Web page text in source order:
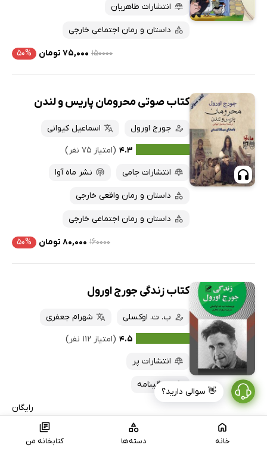
خانه دسته‌ها کتابخانه من
انتشارات طاهریان
داستان و رمان اجتماعی خارجی
۱۵۰۰۰۰ ۷۵,۰۰۰ تومان ۵۰%
کتاب صوتی محرومان پاریس و لندن
جورج اورول
اسماعیل کیوانی
۴.۳ (امتیاز ۷۵ نفر)
انتشارات جامی
نشر ماه آوا
داستان و رمان واقعی خارجی
داستان و رمان اجتماعی خارجی
۱۶۰۰۰۰ ۸۰,۰۰۰ تومان ۵۰%
کتاب زندگی جورج اورول
ب. ت. اوکسلی
شهرام جعفری
۴.۵ (امتیاز ۱۱۲ نفر)
انتشارات پر
زندگینامه
رایگان
👋 سوالی دارید؟